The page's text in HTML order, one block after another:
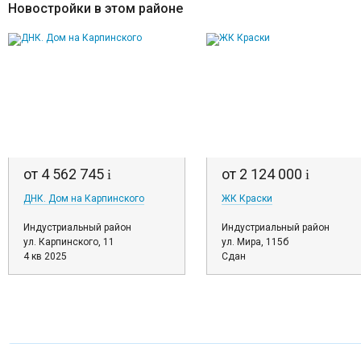
Новостройки в этом районе
от 4 562 745 i
ДНК. Дом на Карпинского
Индустриальный район
ул. Карпинского, 11
4 кв 2025
от 2 124 000 i
ЖК Краски
Индустриальный район
ул. Мира, 115б
Сдан